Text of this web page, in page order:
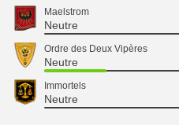
Maelstrom
Neutre
Ordre des Deux Vipères
Neutre
Immortels
Neutre